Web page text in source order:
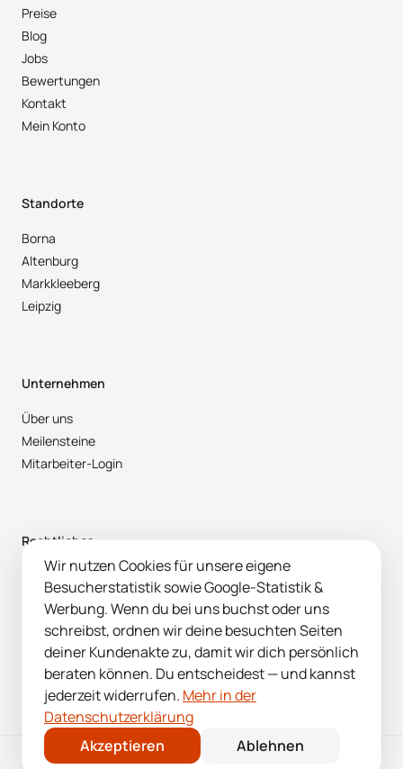
Preise
Blog
Jobs
Bewertungen
Kontakt
Mein Konto
Standorte
Borna
Altenburg
Markkleeberg
Leipzig
Unternehmen
Über uns
Meilensteine
Mitarbeiter-Login
Rechtliches
Impressum
AGB
Widerruf
Datenschutz
Dokumente
© 2026 Chic & Chill GmbH. Alle Rechte vorbehalten.
Wir nutzen Cookies für unsere eigene
Besucherstatistik sowie Google-Statistik &
Werbung. Wenn du bei uns buchst oder uns
schreibst, ordnen wir deine besuchten Seiten
deiner Kundenakte zu, damit wir dich persönlich
beraten können. Du entscheidest — und kannst
jederzeit widerrufen. Mehr in der
Datenschutzerklärung
Akzeptieren
Ablehnen